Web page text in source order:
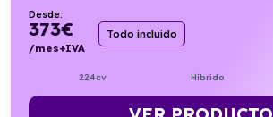
Desde:
373€
/mes+IVA
Todo incluido
224cv Híbrido